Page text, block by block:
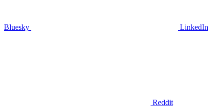
Bluesky LinkedIn
Reddit